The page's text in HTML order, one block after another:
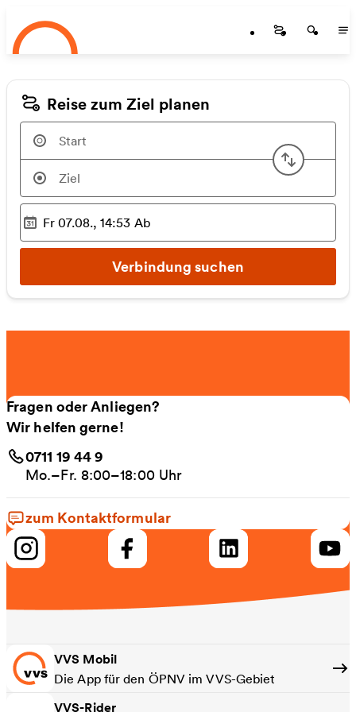
Zum Hauptinhalt springen
Startseite
Reise zum Ziel planen
Start
Ausgewählter Zeitpunkt
Fr 07.08., 14:53 Ab
Verbindung suchen
Fragen oder Anliegen?
Wir helfen gerne!
0711 19 44 9
Mo.–Fr. 8:00–18:00 Uhr
zum Kontaktformular
VVS Mobil
Die App für den ÖPNV im VVS-Gebiet
VVS-Rider